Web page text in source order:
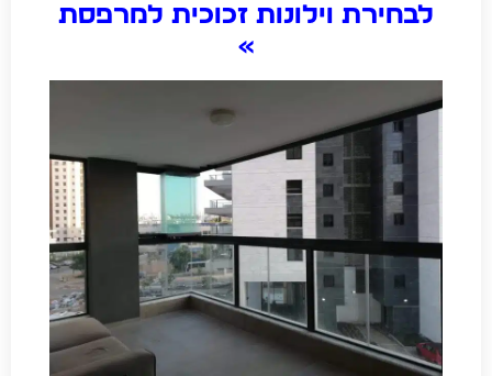
לבחירת וילונות זכוכית למרפסת